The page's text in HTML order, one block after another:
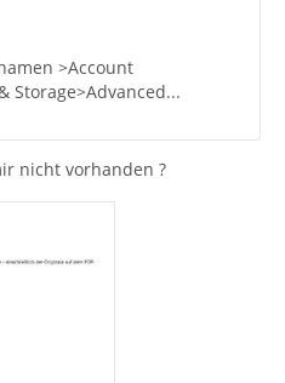
>Account
Storage>Advanced...
nicht vorhanden ?